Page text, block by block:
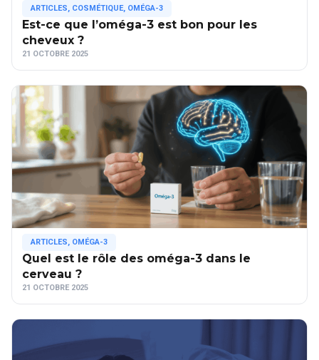
ARTICLES, COSMÉTIQUE, OMÉGA-3
Est-ce que l’oméga-3 est bon pour les
cheveux ?
21 OCTOBRE 2025
ARTICLES, OMÉGA-3
Quel est le rôle des oméga-3 dans le
cerveau ?
21 OCTOBRE 2025